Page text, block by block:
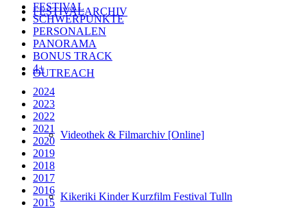
FESTIVALARCHIV
OUTREACH
Videothek & Filmarchiv [Online]
Kikeriki Kinder Kurzfilm Festival Tulln
FESTIVAL
SCHWERPUNKTE
PERSONALEN
PANORAMA
BONUS TRACK
4+
2024
2023
2022
2021
2020
2019
2018
2017
2016
2015